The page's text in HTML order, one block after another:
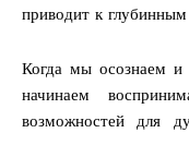
приводит к
Когда мы осознаем
начинаем
возможностей для